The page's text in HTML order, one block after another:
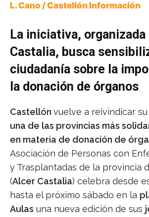
L. Cano / Castellón Información
La iniciativa,
Castalia, busca
ciudadanía sobre la
la donación de órganos
Castellón vuelve a reivindicar
una de las provincias más
en materia de donación de
Asociación de Personas con
y Trasplantadas de la provincia
(Alcer Castalia) celebra desde
hasta el próximo sábado en la
Aulas una nueva edición de sus